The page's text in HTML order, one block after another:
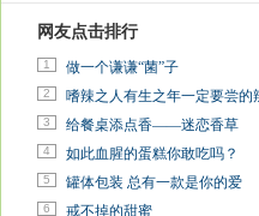
网友点击排行
1 做一个谦谦“菌”子
2 嗜辣之人有生之年一定要尝的
3 给餐桌添点香——迷恋香草
4 如此血腥的蛋糕你敢吃吗？
5 罐体包装 总有一款是你的爱
6 戒不掉的甜蜜